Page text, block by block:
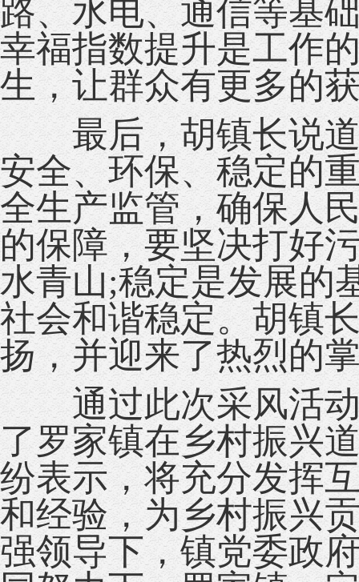
路、水电、通信等基
幸福指数提升是工作
生，让群众有更多的
最后，胡镇长说道
安全、环保、稳定的
全生产监管，确保人
的保障，要坚决打好
水青山;稳定是发展的
社会和谐稳定。胡镇
扬，并迎来了热烈的
通过此次采风活动
了罗家镇在乡村振兴
纷表示，将充分发挥
和经验，为乡村振兴
强领导下，镇党委政